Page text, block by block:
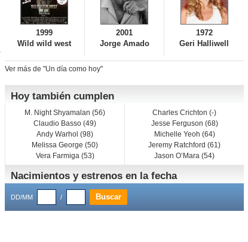
1999
Wild wild west
2001
Jorge Amado
1972
Geri Halliwell
Ver más de "Un día como hoy"
Hoy también cumplen
M. Night Shyamalan (56)
Claudio Basso (49)
Andy Warhol (98)
Melissa George (50)
Vera Farmiga (53)
Charles Crichton (-)
Jesse Ferguson (68)
Michelle Yeoh (64)
Jeremy Ratchford (61)
Jason O’Mara (54)
Nacimientos y estrenos en la fecha
DD/MM /